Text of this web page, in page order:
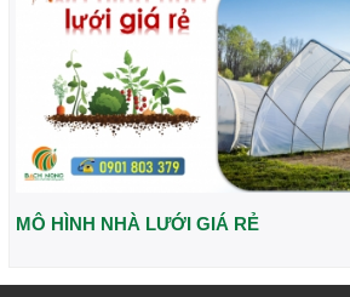
MÔ HÌNH NHÀ LƯỚI GIÁ RẺ